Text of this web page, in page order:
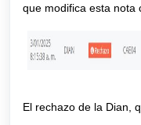
que modifica esta nota
El rechazo de la Dian,